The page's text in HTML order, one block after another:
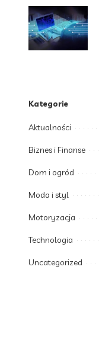
Kategorie
Aktualności
Biznes i Finanse
Dom i ogród
Moda i styl
Motoryzacja
Technologia
Uncategorized